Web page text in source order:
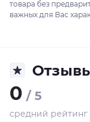
товара без
важных для Вас
0 / 5
средний рейтинг